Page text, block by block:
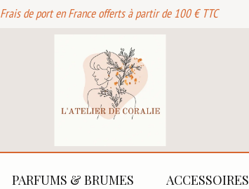
Frais de port en France offerts à partir de 100 € TTC
PARFUMS & BRUMES ACCESSOIRES